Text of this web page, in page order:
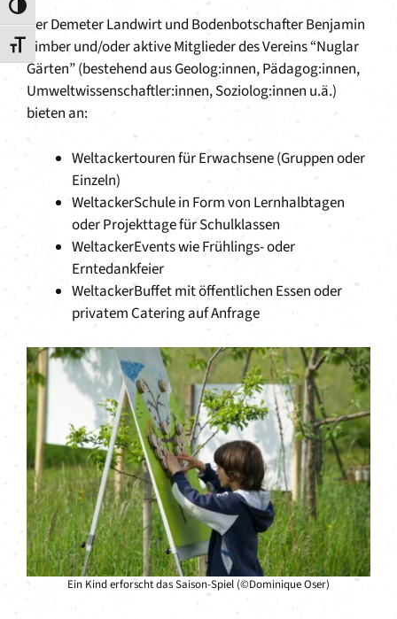
Umschalten auf hohe Kontraste
Schrift vergrößern
Der Demeter Landwirt und Bodenbotschafter Benjamin
Zimber und/oder aktive Mitglieder des Vereins “Nuglar
Gärten” (bestehend aus Geolog:innen, Pädagog:innen,
Umweltwissenschaftler:innen, Soziolog:innen u.ä.)
bieten an:
Weltackertouren für Erwachsene (Gruppen oder
Einzeln)
WeltackerSchule in Form von Lernhalbtagen
oder Projekttage für Schulklassen
WeltackerEvents wie Frühlings- oder
Erntedankfeier
WeltackerBuffet mit öffentlichen Essen oder
privatem Catering auf Anfrage
Ein Kind erforscht das Saison-Spiel (©Dominique Oser)